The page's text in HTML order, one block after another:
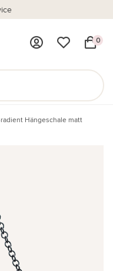
0
Hängeschale matt